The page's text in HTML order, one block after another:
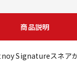
商品説明
Signatureスネア